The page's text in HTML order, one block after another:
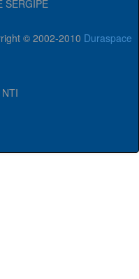
SERGIPE
© 2002-2010 Duraspace